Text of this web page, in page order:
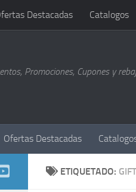
Destacadas Catalogos
Promociones, Cupones y
Ofertas Destacadas
ETIQUETADO: